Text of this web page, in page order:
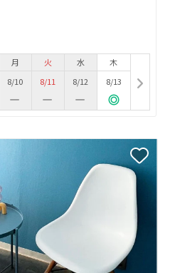
月
8/10
火
8/11
水
8/12
木
8/13